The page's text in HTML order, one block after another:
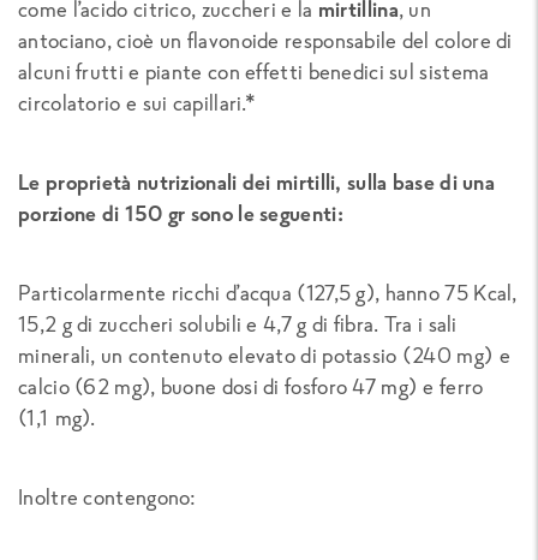
come l’acido citrico, zuccheri e la mirtillina, un
antociano, cioè un flavonoide responsabile del colore di
alcuni frutti e piante con effetti benedici sul sistema
circolatorio e sui capillari.*
Le proprietà nutrizionali dei mirtilli, sulla base di una
porzione di 150 gr sono le seguenti:
Particolarmente ricchi d’acqua (127,5 g), hanno 75 Kcal,
15,2 g di zuccheri solubili e 4,7 g di fibra. Tra i sali
minerali, un contenuto elevato di potassio (240 mg) e
calcio (62 mg), buone dosi di fosforo 47 mg) e ferro
(1,1 mg).
Inoltre contengono: